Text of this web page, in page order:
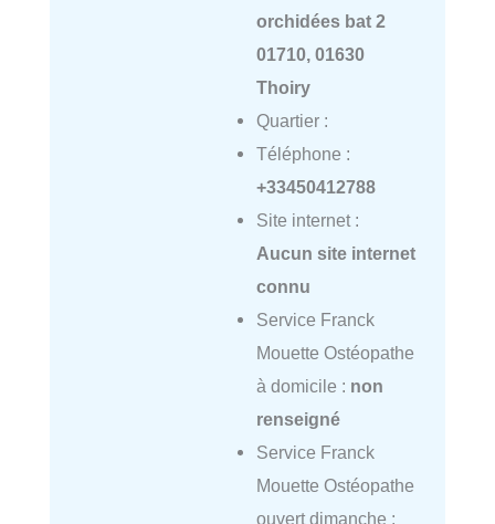
orchidées bat 2
01710, 01630
Thoiry
Quartier :
Téléphone :
+33450412788
Site internet :
Aucun site internet
connu
Service Franck
Mouette Ostéopathe
à domicile : non
renseigné
Service Franck
Mouette Ostéopathe
ouvert dimanche :